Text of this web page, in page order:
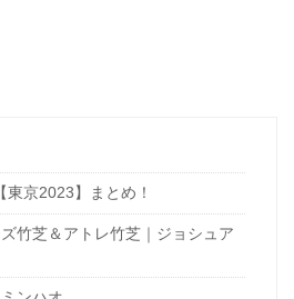
京2023】まとめ！
竹芝＆アトレ竹芝｜ジョシュア